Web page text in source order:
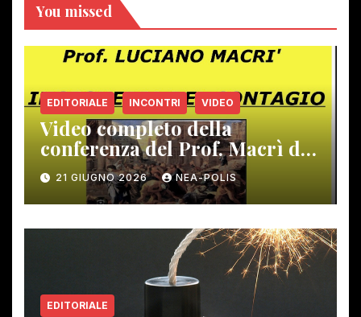
You missed
EDITORIALE INCONTRI VIDEO
Video completo della
conferenza del Prof. Macrì del
12 giugno scorso
21 GIUGNO 2026 NEA-POLIS
EDITORIALE